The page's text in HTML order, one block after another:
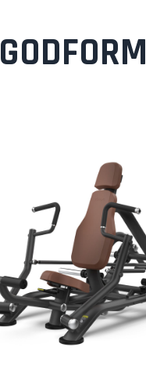
GODFORM